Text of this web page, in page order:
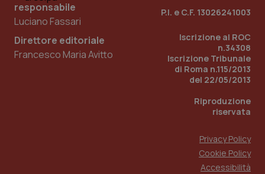
responsabile
Luciano Fassari
Direttore editoriale
Francesco Maria Avitto
P.I. e C.F. 13026241003
Iscrizione al ROC
n.34308
Iscrizione Tribunale
di Roma n.115/2013
del 22/05/2013
Riproduzione
riservata
Privacy Policy
Cookie Policy
Accessibilità
_ga
Google LLC
1
mese